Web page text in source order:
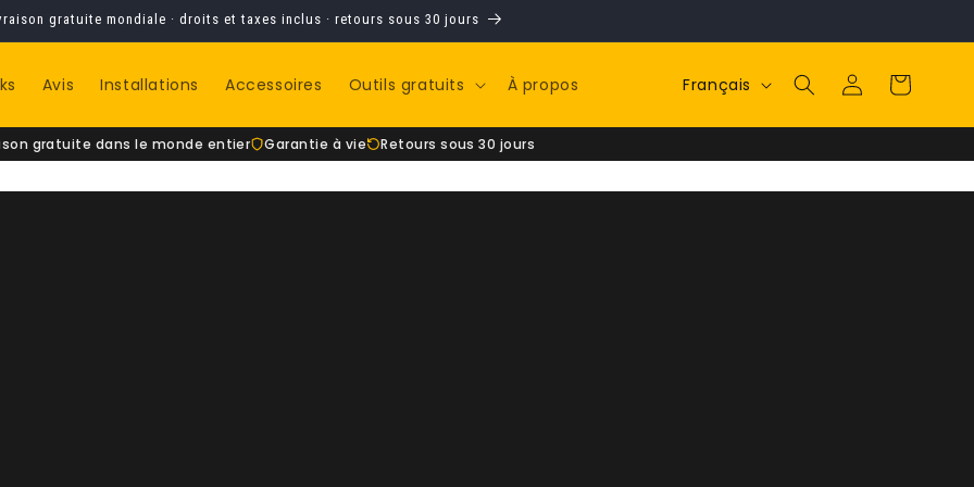
gratuite mondiale · droits et taxes inclus · retours sous 30 jours
Avis Installations Accessoires Outils gratuits À propos Langue
Français ConnexionPanier
gratuite dans le monde entier Garantie à vie Retours sous 30 jours